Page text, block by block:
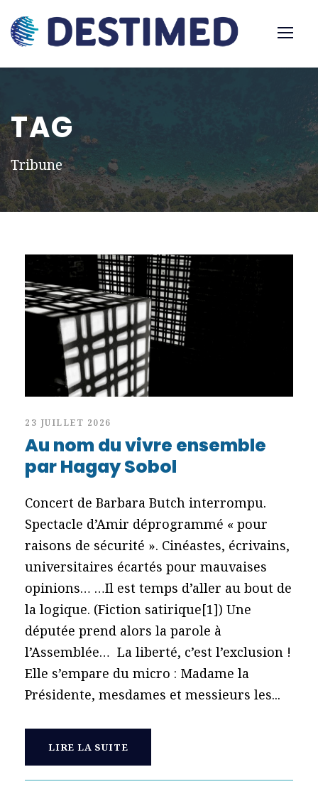
TAG
Tribune
23 JUILLET 2026
Au nom du vivre ensemble
par Hagay Sobol
Concert de Barbara Butch interrompu.
Spectacle d’Amir déprogrammé « pour
raisons de sécurité ». Cinéastes, écrivains,
universitaires écartés pour mauvaises
opinions… …Il est temps d’aller au bout de
la logique. (Fiction satirique[1]) Une
députée prend alors la parole à
l’Assemblée… La liberté, c’est l’exclusion !
Elle s’empare du micro : Madame la
Présidente, mesdames et messieurs les...
LIRE LA SUITE